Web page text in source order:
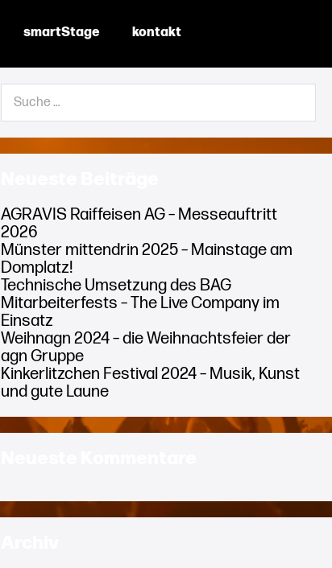
smartStage kontakt
Suche
nach:
AGRAVIS Raiffeisen AG – Messeauftritt
2026
Münster mittendrin 2025 – Mainstage am
Domplatz!
Technische Umsetzung des BAG
Mitarbeiterfests – The Live Company im
Einsatz
Weihnagn 2024 – die Weihnachtsfeier der
agn Gruppe
Kinkerlitzchen Festival 2024 – Musik, Kunst
und gute Laune